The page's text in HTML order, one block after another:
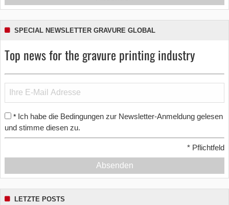
SPECIAL NEWSLETTER GRAVURE GLOBAL
Top news for the gravure printing industry
* Ich habe die Bedingungen zur Newsletter-Anmeldung gelesen
und stimme diesen zu.
* Pflichtfeld
Absenden
LETZTE POSTS